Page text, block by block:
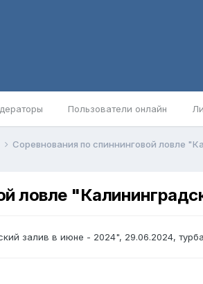
Пользователи онлайн
Соревнования по спиннинговой ловле
ловле
залив в июне - 2024", 29.06.2024,